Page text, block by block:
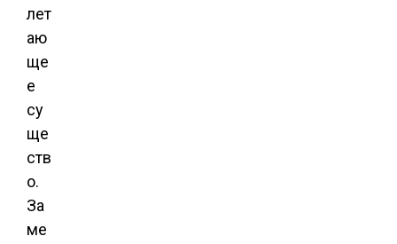
лет
аю
ще
е
су
ще
ств
о.
За
ме